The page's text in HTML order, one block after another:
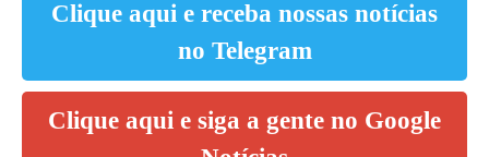
Clique aqui e receba nossas notícias
no Telegram
Clique aqui e siga a gente no Google